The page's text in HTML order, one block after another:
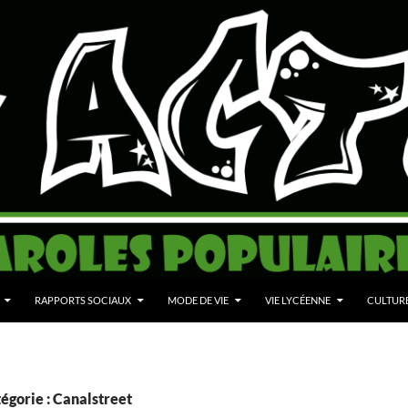
RAPPORTS SOCIAUX MODE DE VIE VIE LYCÉENNE
: Canalstreet